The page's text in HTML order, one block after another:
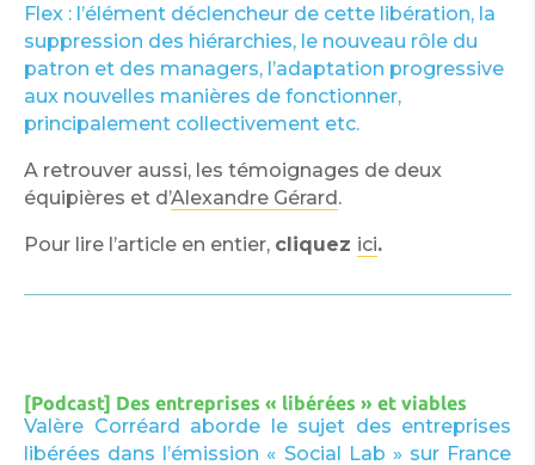
Flex : l’élément déclencheur de cette libération, la
suppression des hiérarchies, le nouveau rôle du
patron et des managers, l’adaptation progressive
aux nouvelles manières de fonctionner,
principalement collectivement etc.
A retrouver aussi, les témoignages de deux
équipières et d’Alexandre Gérard .
Pour lire l’article en entier, cliquez ici.
[Podcast] Des entreprises « libérées » et viables
Valère Corréard aborde le sujet des entreprises
libérées dans l’émission « Social Lab » sur France